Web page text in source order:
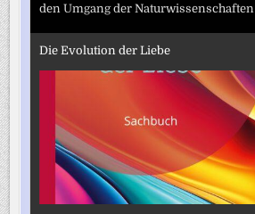
den Umgang der Naturwissenschaften
Die Evolution der Liebe